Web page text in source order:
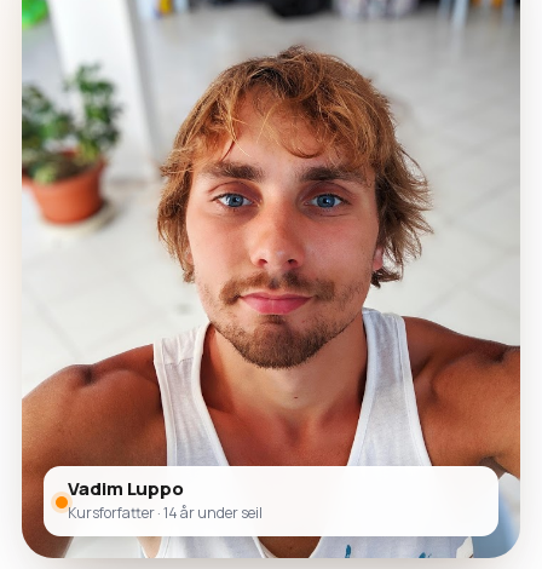
Vadim Luppo
Kursforfatter · 14 år under seil